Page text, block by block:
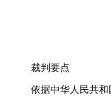
裁判要点
依据中华人民共和国